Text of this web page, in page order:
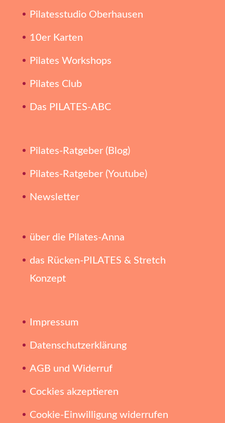
Pilatesstudio Oberhausen
10er Karten
Pilates Workshops
Pilates Club
Das PILATES-ABC
Pilates-Ratgeber (Blog)
Pilates-Ratgeber (Youtube)
Newsletter
über die Pilates-Anna
das Rücken-PILATES & Stretch
Konzept
Impressum
Datenschutzerklärung
AGB und Widerruf
Cockies akzeptieren
Cookie-Einwilligung widerrufen